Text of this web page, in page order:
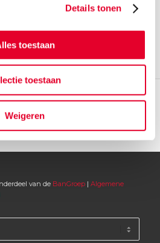
Details tonen
toestaan
toestaan
Weigeren
van de BanGroep| Algemene